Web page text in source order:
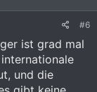
#6
ist grad mal
und die